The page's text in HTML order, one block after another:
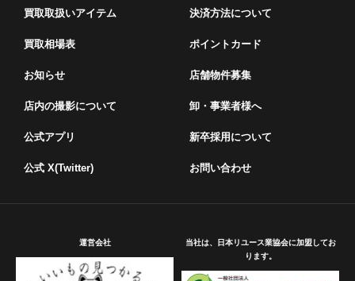
買取取扱いアイテム
買取相場表
お知らせ
店内の撮影について
公式アプリ
公式 X(Twitter)
決済方法について
ポイントカード
店舗物件募集
卸・事業者様へ
新卒採用について
お問い合わせ
運営会社
当社は、日本リユース業協会に加盟してお
ります。